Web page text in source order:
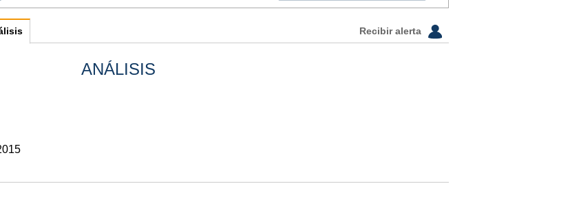
Recibir alerta
ANÁLISIS